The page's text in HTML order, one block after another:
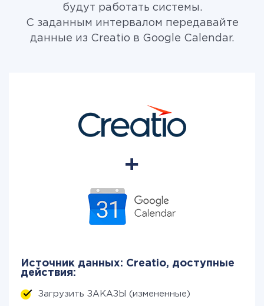
будут работать системы.
С заданным интервалом передавайте
данные из Creatio в Google Calendar.
Источник данных: Creatio, доступные
действия:
Загрузить ЗАКАЗЫ (измененные)